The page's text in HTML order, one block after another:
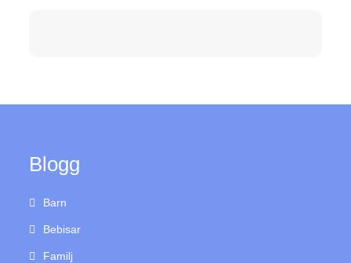
Blogg
Barn
Bebisar
Familj